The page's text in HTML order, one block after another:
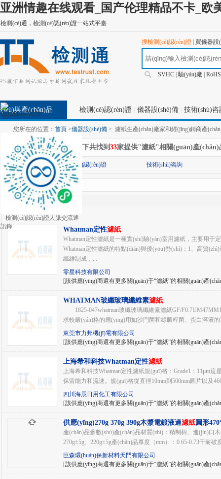
亚洲情趣在线观看_国产伦理精品不卡_欧
測(cè)通，檢測(cè)認(rèn)證一站式平臺
搜檢測(cè)認(rèn)證 買儀器設
SVHC 驗(yàn)廠
與產(chǎn)品 檢測(cè)認(rèn)證 儀器設(shè)備 技術(shù)咨
TBT研究 | 工業(yè)品商城
您所在的位置： 首頁 >儀器設(shè)備 > 濾紙生產(chǎn)廠家和經(jīng)銷商產
在"儀器設(shè)備" 分類下共找到 33家提供"濾紙"相關(guān)產
分類: 檢測(cè)認(rèn)證 技術(shù)咨詢
查找結(jié)果
Whatman定性濾紙
Whatman定性濾紙是一種實(shí)驗(yàn)室用濾紙，主要用于
Whatman定性濾紙的特點(diǎn)與優(yōu)勢(shì)：1、高質
纖維制成，...
零星科技有限公司
[該供應(yīng)商還有更多關(guān)于“濾紙”的相關(guān)產
WHATMAN玻纖玻璃纖維素濾紙
1825-047whatman玻纖玻璃纖維素濾紙GF/
求較嚴(yán)格的應(yīng)用如沙門菌和綠膿桿菌、蛋白溶液
東莞市力邦機(jī)電有限公司
[該供應(yīng)商還有更多關(guān)于“濾紙”的相關(guān)產
上海希和科技Whatman定性濾紙
上海希和科技Whatman定性濾紙規(guī)格：Grade1：11μm
保留能力和流速。規(guī)格從直徑10mm到500mm圓片以及
四川海辰日用化工有限公司
[該供應(yīng)商還有更多關(guān)于“濾紙”的相關(guān)產
供應(yīng)270g 370g 390g木漿電鍍液過濾紙圓形
產(chǎn)品參數(shù)產(chǎn)品材質(zhì)：精制棉、進(jìn)口
270g±5g、220g±5g產(chǎn)品厚度（mm）：0.65-0.73干耐破
巨森環(huán)保新材料天門有限公司
[該供應(yīng)商還有更多關(guān)于“濾紙”的相關(guān)產
檢測(cè)認(rèn)證人脈交流通
訊錄